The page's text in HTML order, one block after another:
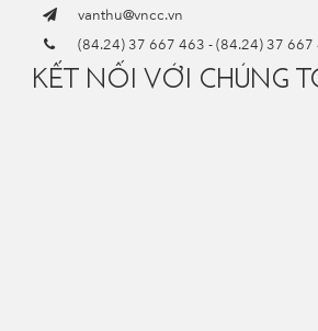
vanthu@vncc.vn
(84.24) 37 667 463 -(84.24) 37 667
KẾT NỐI VỚI CHÚNG